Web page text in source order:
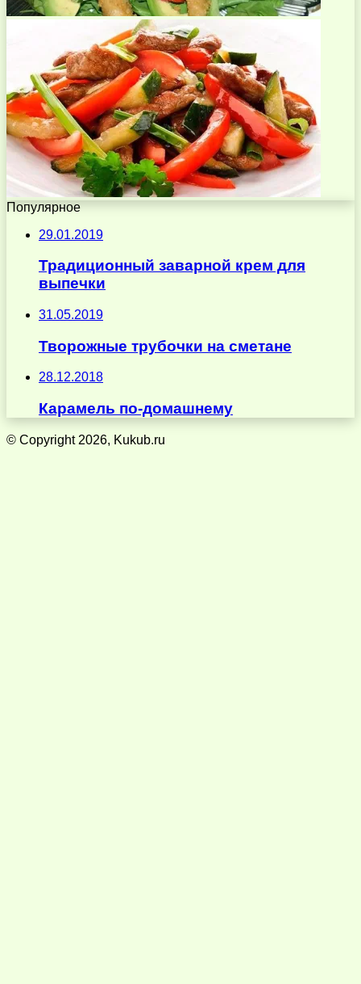
Популярное
29.01.2019
Традиционный заварной крем для
выпечки
31.05.2019
Творожные трубочки на сметане
28.12.2018
Карамель по-домашнему
© Copyright 2026, Kukub.ru